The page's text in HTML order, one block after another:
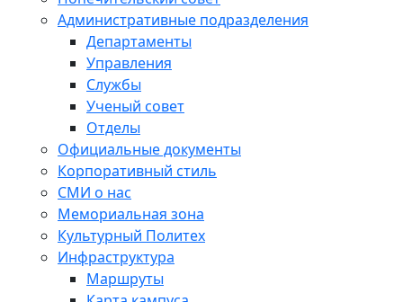
Административные подразделения
Департаменты
Управления
Службы
Ученый совет
Отделы
Официальные документы
Корпоративный стиль
СМИ о нас
Мемориальная зона
Культурный Политех
Инфраструктура
Маршруты